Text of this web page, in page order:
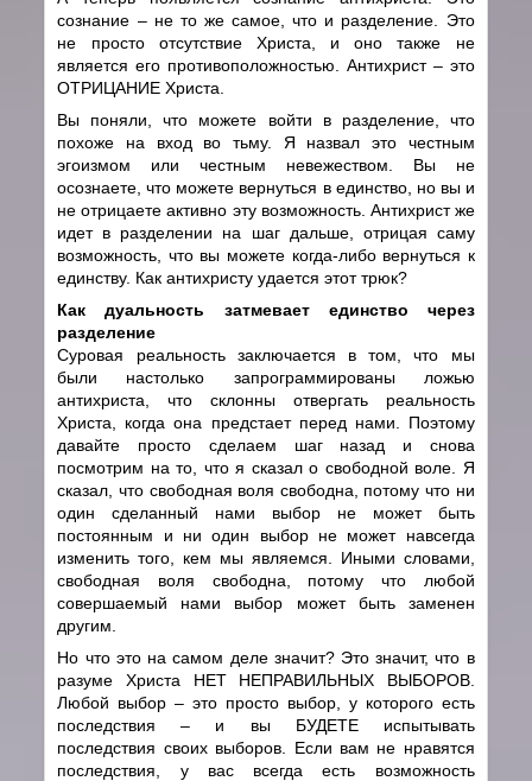
сознание – не то же самое, что и разделение. Это
не просто отсутствие Христа, и оно также не
является его противоположностью. Антихрист – это
ОТРИЦАНИЕ Христа.
Вы поняли, что можете войти в разделение, что
похоже на вход во тьму. Я назвал это честным
эгоизмом или честным невежеством. Вы не
осознаете, что можете вернуться в единство, но вы и
не отрицаете активно эту возможность. Антихрист же
идет в разделении на шаг дальше, отрицая саму
возможность, что вы можете когда-либо вернуться к
единству. Как антихристу удается этот трюк?
Как дуальность затмевает единство через
разделение
Суровая реальность заключается в том, что мы
были настолько запрограммированы ложью
антихриста, что склонны отвергать реальность
Христа, когда она предстает перед нами. Поэтому
давайте просто сделаем шаг назад и снова
посмотрим на то, что я сказал о свободной воле. Я
сказал, что свободная воля свободна, потому что ни
один сделанный нами выбор не может быть
постоянным и ни один выбор не может навсегда
изменить того, кем мы являемся. Иными словами,
свободная воля свободна, потому что любой
совершаемый нами выбор может быть заменен
другим.
Но что это на самом деле значит? Это значит, что в
разуме Христа НЕТ НЕПРАВИЛЬНЫХ ВЫБОРОВ.
Любой выбор – это просто выбор, у которого есть
последствия – и вы БУДЕТЕ испытывать
последствия своих выборов. Если вам не нравятся
последствия, у вас всегда есть возможность